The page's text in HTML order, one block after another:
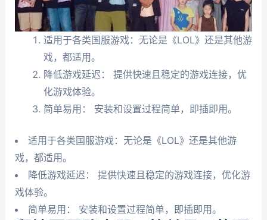
适用于各类国服游戏：无论是《LOL》还是其他游
戏，都适用。
降低游戏延迟： 提供快速且稳定的游戏连接，优
化游戏体验。
简单易用： 安装和设置过程简单，即插即用。
适用于各类国服游戏：无论是《LOL》还是其他游
戏，都适用。
降低游戏延迟： 提供快速且稳定的游戏连接，优化游
戏体验。
简单易用： 安装和设置过程简单，即插即用。